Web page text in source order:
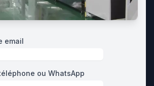
email
ou WhatsApp